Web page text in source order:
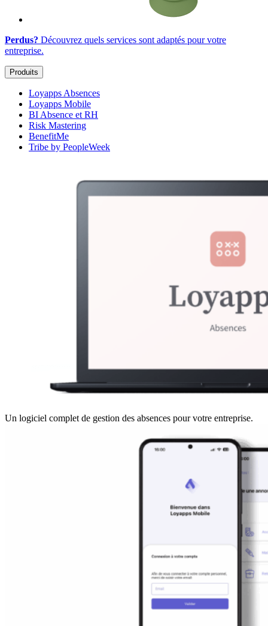
Perdus? Découvrez quels services sont adaptés pour votre
entreprise.
Produits
Loyapps Absences
Loyapps Mobile
BI Absence et RH
Risk Mastering
BenefitMe
Tribe by PeopleWeek
Un logiciel complet de gestion des absences pour votre entreprise.